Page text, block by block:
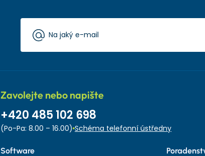
Zavolejte nebo napište
+420 485 102 698
(Po-Pa: 8.00 – 16.00) Schéma telefonní ústředny
Software